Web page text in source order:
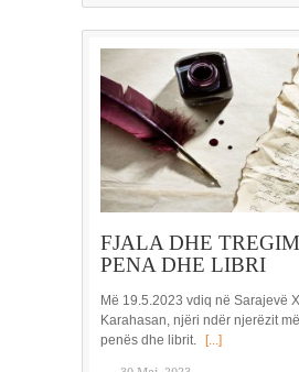
FJALA DHE
PENA DHE LIBRI
Më 19.5.2023 vdiq në Sarajevë
Karahasan, njëri ndër njerëzit
penës dhe librit.
[...]